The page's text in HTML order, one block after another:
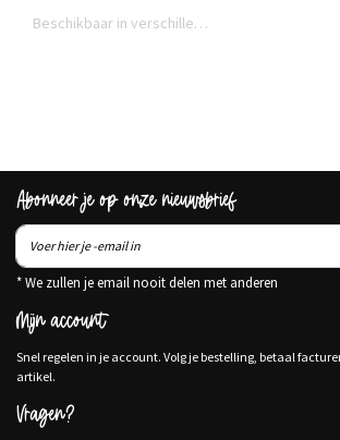
Beschikbaar in verschillende varianten
Abonneer je op onze nieuwsbrief
* We zullen je email nooit delen met anderen
Mijn account
Snel regelen in je account. Volg je bestelling, betaal
artikel.
Vragen?